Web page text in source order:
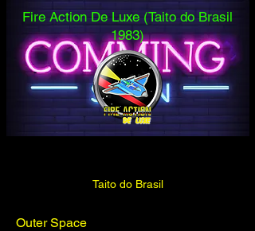
Fire Action De Luxe (Taito do Brasil
1983)
Taito do Brasil
Outer Space